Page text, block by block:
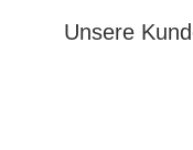
Unsere